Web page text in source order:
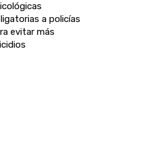
a policías
evitar más